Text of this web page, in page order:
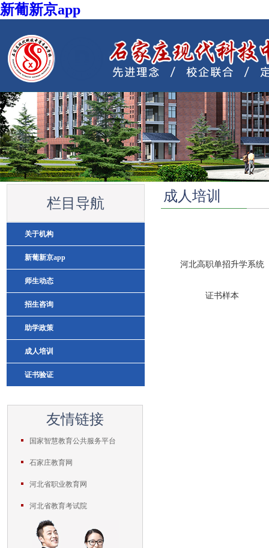
新葡新京app
栏目导航
关于机构
新葡新京app
师生动态
招生咨询
助学政策
成人培训
证书验证
友情链接
国家智慧教育公共服务平台
石家庄教育网
河北省职业教育网
河北省教育考试院
成人培训
河北高职单招升学系统
证书样本
YSB体育注册欢迎您